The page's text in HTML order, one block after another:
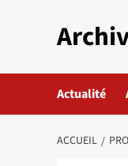
Actualité
ACCUEIL